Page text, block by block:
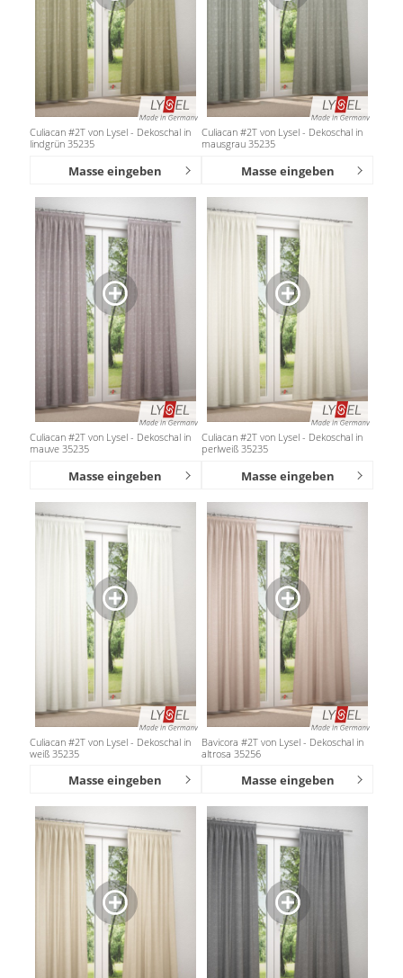
Culiacan #2T von Lysel - Dekoschal in
lindgrün 35235
Masse eingeben
Culiacan #2T von Lysel - Dekoschal in
mausgrau 35235
Masse eingeben
Culiacan #2T von Lysel - Dekoschal in
mauve 35235
Masse eingeben
Culiacan #2T von Lysel - Dekoschal in
perlweiß 35235
Masse eingeben
Culiacan #2T von Lysel - Dekoschal in
weiß 35235
Masse eingeben
Bavicora #2T von Lysel - Dekoschal in
altrosa 35256
Masse eingeben